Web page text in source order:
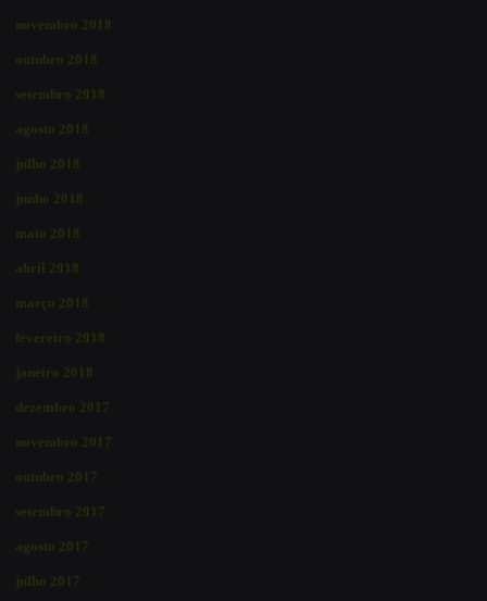
novembro 2018
outubro 2018
setembro 2018
agosto 2018
julho 2018
junho 2018
maio 2018
abril 2018
março 2018
fevereiro 2018
janeiro 2018
dezembro 2017
novembro 2017
outubro 2017
setembro 2017
agosto 2017
julho 2017